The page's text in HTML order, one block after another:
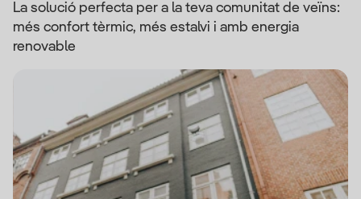
La solució perfecta per a la teva comunitat de veïns:
més confort tèrmic, més estalvi i amb energia
renovable